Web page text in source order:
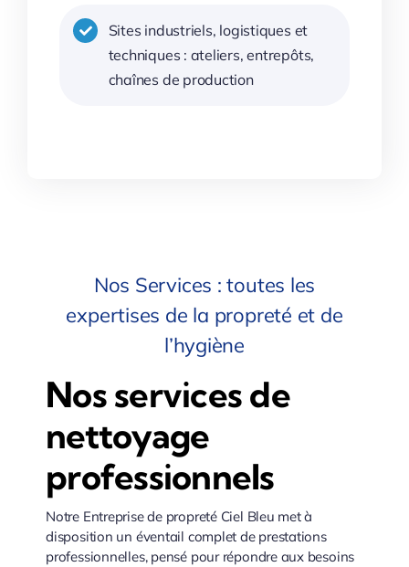
Sites industriels, logistiques et
techniques : ateliers, entrepôts,
chaînes de production
Nos Services : toutes les
expertises de la propreté et de
l’hygiène
Nos services de
nettoyage
professionnels
Notre Entreprise de propreté Ciel Bleu met à
disposition un éventail complet de prestations
professionnelles, pensé pour répondre aux besoins